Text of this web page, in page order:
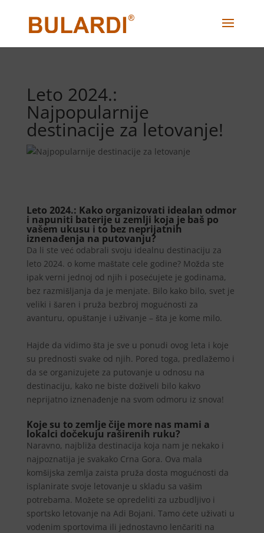
Leto 2024.:
Najpopularnije
destinacije za letovanje!
Leto 2024.: Kako organizovati idealan odmor
i napuniti baterije u zemlji koja je baš po
vašem ukusu i to bez neprijatnih
iznenađenja na putovanju?
Da li ste već odabrali svoju idealnu destinaciju za
leto 2024. o kome maštate cele godine? Možda ste
ipak verni jednoj od njih i posećujete je godinama,
bez razmišljanja da je menjate. Bilo kako bilo, svet je
veliki i šaren i pruža bezbroj mogućnosti za
avanturu, opuštanje i uživanje – šta je kome milo.
Hajde da vidimo šta je sve u ponudi ovog leta i koje
su prednosti svake od njih. Pored toga, predlažemo i
da se organizujete za putovanje u odnosu na
destinaciju, kako ne biste doživeli bilo kakvo
neprijatno iznenađenje na svom odmoru iz snova!
Koje su to zemlje čije more nas mami a
lokalci dočekuju raširenih ruku?
Naravno, najbliža destinacija koja nam je nekako i
najpoznatija je svakako Crna Gora. Ova mala
komšijska zemlja zaista pruža dosta mogućnosti da
isplanirate svoje letovanje u skladu sa vašim
potrebama. Možete se opredeliti za uzbudljivo i
sportsko letovanje na Adi Bojani. Tamo ćete uživati u
vodenim sportovima ili jednostavno lenčariti na